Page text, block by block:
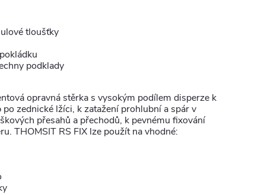
tloušťky
podklady
opravná stěrka s vysokým podílem disperze k
zednické lžíci, k zatažení prohlubní a spár v
přesahů a přechodů, k pevnému fixování
THOMSIT RS FIX lze použít na vhodné: